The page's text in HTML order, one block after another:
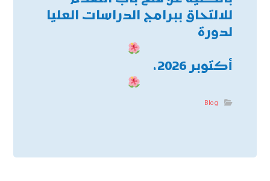
للالتحاق ببرامج الدراسات العليا
لدورة
أكتوبر 2026،
Blog